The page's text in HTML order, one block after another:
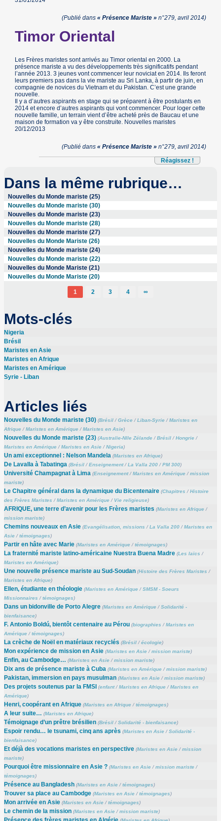
(Publié dans « Présence Mariste »n°279, avril 2014)
Timor Oriental
Les Frères maristes sont arrivés au Timor oriental en 2000. La
présence mariste a vu des développements très significatifs pendant
l’année 2013. 3 jeunes vont commencer leur noviciat en 2014. Ils feront
leurs premiers pas dans la vie mariste au Sri Lanka, à partir de juin, en
compagnie de novices du Vietnam et du Pakistan. C’est une grande
nouvelle.
Il y a d’autres aspirants en stage qui se préparent à être postulants en
2014 et encore d’autres aspirants qui vont commencer. Pour loger cette
nouvelle famille, un terrain vient d’être acheté près de Baucau et une
maison de formation va y être construite. Nouvelles maristes
20/12/2013
(Publié dans « Présence Mariste »n°279, avril 2014)
Réagissez !
Dans la même rubrique…
Nouvelles du Monde mariste (25)
Nouvelles du Monde mariste (30)
Nouvelles du Monde mariste (23)
Nouvelles du Monde mariste (28)
Nouvelles du Monde mariste (27)
Nouvelles du Monde Mariste (26)
Nouvelles du Monde mariste (24)
Nouvelles du Monde mariste (22)
Nouvelles du Monde Mariste (21)
Nouvelles du Monde Mariste (20)
1 2 3 4 ∞
Mots-clés
Nigeria
Brésil
Maristes en Asie
Maristes en Afrique
Maristes en Amérique
Syrie - Liban
Articles liés
Nouvelles du Monde mariste (30) (Brésil/Grèce/Liban-Syrie/Maristes en
Afrique/Maristes en Amérique/Maristes en Asie)
Nouvelles du Monde mariste (23) (Australie-Nlle Zélande/Brésil/Hongrie/
Maristes en Amérique/Maristes en Asie/Nigeria)
Un ami exceptionnel : Nelson Mandela (Maristes en Afrique)
De Lavalla à Tabatinga (Brésil/Enseignement/La Valla 200/PM 300)
Université Champagnat à Lima (Enseignement/Maristes en Amérique/mission
mariste)
Le Chapitre général dans la dynamique du Bicentenaire (Chapitres /Histoire
des Frères Maristes /Maristes en Amérique/ Vie religieuse)
AFRIQUE, une terre d’avenir pour les Frères maristes (Maristes en Afrique/
mission mariste)
Chemins nouveaux en Asie (Evangélisation, missions /La Valla 200/Maristes en
Asie/témoignages)
Partir en hâte avec Marie (Maristes en Amérique/témoignages)
La fraternité mariste latino-américaine Nuestra Buena Madre (Les laïcs /
Maristes en Amérique)
Une nouvelle présence mariste au Sud-Soudan (Histoire des Frères Maristes /
Maristes en Afrique)
Ellen, étudiante en théologie (Maristes en Amérique/SMSM - Soeurs
Missionnaires /témoignages)
Dans un bidonville de Porto Alegre (Maristes en Amérique/Solidarité -
bienfaisance)
F. Antonio Boldú, bientôt centenaire au Pérou (biographies /Maristes en
Amérique/témoignages)
La crèche de Noël en matériaux recyclés (Brésil/écologie)
Mon expérience de mission en Asie (Maristes en Asie/mission mariste)
Enfin, au Cambodge… (Maristes en Asie/mission mariste)
Dix ans de présence mariste à Cuba (Maristes en Amérique/mission mariste)
Pakistan, immersion en pays musulman (Maristes en Asie/mission mariste)
Des projets soutenus par la FMSI (enfant/Maristes en Afrique/Maristes en
Amérique)
Henri, coopérant en Afrique (Maristes en Afrique/témoignages)
A leur suite… (Maristes en Afrique)
Témoignage d’un prêtre brésilien (Brésil/Solidarité - bienfaisance)
Espoir rendu… le tsunami, cinq ans après (Maristes en Asie/Solidarité -
bienfaisance)
Et déjà des vocations maristes en perspective (Maristes en Asie/mission
mariste)
Pourquoi être missionnaire en Asie ? (Maristes en Asie/mission mariste/
témoignages)
Présence au Bangladesh (Maristes en Asie/témoignages)
Trouver sa place au Cambodge (Maristes en Asie/témoignages)
Mon arrivée en Asie (Maristes en Asie/témoignages)
Le chemin de la mission (Maristes en Asie/mission mariste)